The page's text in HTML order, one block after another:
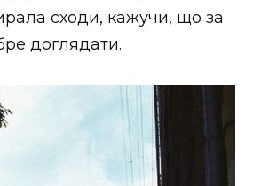
сходи, кажучи, що за
доглядати.